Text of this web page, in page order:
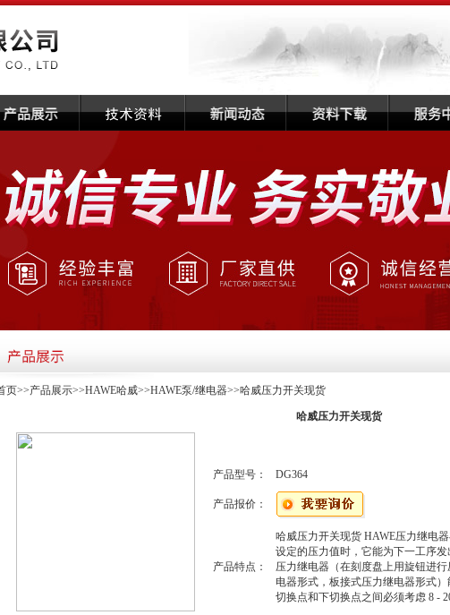
页>>产品展示>>HAWE哈威>>HAWE泵/继电器>>哈威压力开关现货
哈威压力开关现货
产品型号： DG364
产品报价：
产品特点：
哈威压力开关现货 HAWE压力继电
设定的压力值时，它能为下一工序
压力继电器（在刻度盘上用旋钮进
电器形式，板接式压力继电器形式
切换点和下切换点之间必须考虑 8 -